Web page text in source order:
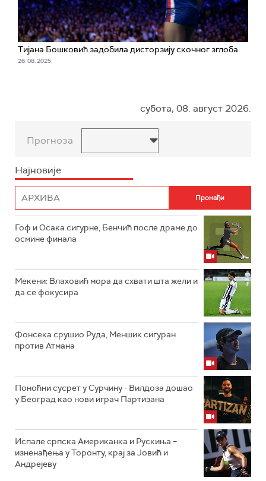
Тијана Бошковић задобила дисторзију скочног зглоба
26. 08. 2025.
субота, 08. август 2026.
Прогноза
Најновије
Гоф и Осака сигурне, Бенчић после драме до
осмине финала
Мекени: Влаховић мора да схвати шта жели и
да се фокусира
Фонсека срушио Руда, Меншик сигуран
против Атмана
Поноћни сусрет у Сурчину - Вилдоза дошао
у Београд као нови играч Партизана
Испале српска Американка и Рускиња –
изненађења у Торонту, крај за Јовић и
Андрејеву